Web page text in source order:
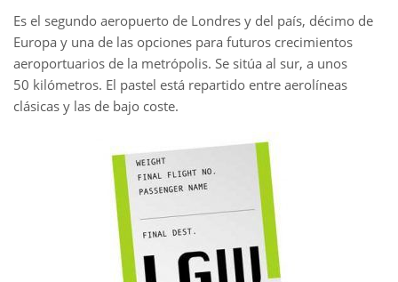
Es el segundo aeropuerto de Londres y del país, décimo de
Europa y una de las opciones para futuros crecimientos
aeroportuarios de la metrópolis. Se sitúa al sur, a unos
50 kilómetros. El pastel está repartido entre aerolíneas
clásicas y las de bajo coste.